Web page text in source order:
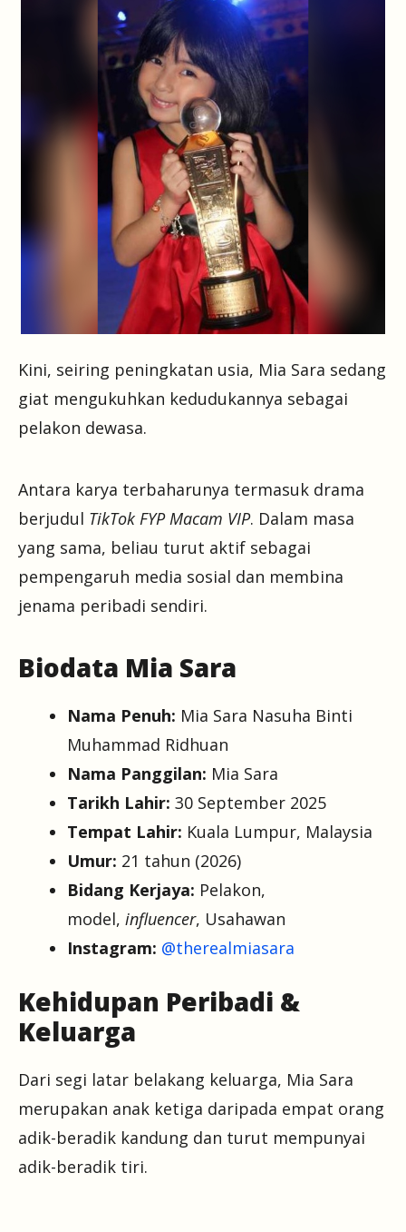
Kini, seiring peningkatan usia, Mia Sara sedang
giat mengukuhkan kedudukannya sebagai
pelakon dewasa.
Antara karya terbaharunya termasuk drama
berjudul TikTok FYP Macam VIP. Dalam masa
yang sama, beliau turut aktif sebagai
pempengaruh media sosial dan membina
jenama peribadi sendiri.
Biodata Mia Sara
Nama Penuh: Mia Sara Nasuha Binti
Muhammad Ridhuan
Nama Panggilan: Mia Sara
Tarikh Lahir: 30 September 2025
Tempat Lahir: Kuala Lumpur, Malaysia
Umur: 21 tahun (2026)
Bidang Kerjaya: Pelakon,
model, influencer, Usahawan
Instagram: @therealmiasara
Kehidupan Peribadi &
Keluarga
Dari segi latar belakang keluarga, Mia Sara
merupakan anak ketiga daripada empat orang
adik-beradik kandung dan turut mempunyai
adik-beradik tiri.